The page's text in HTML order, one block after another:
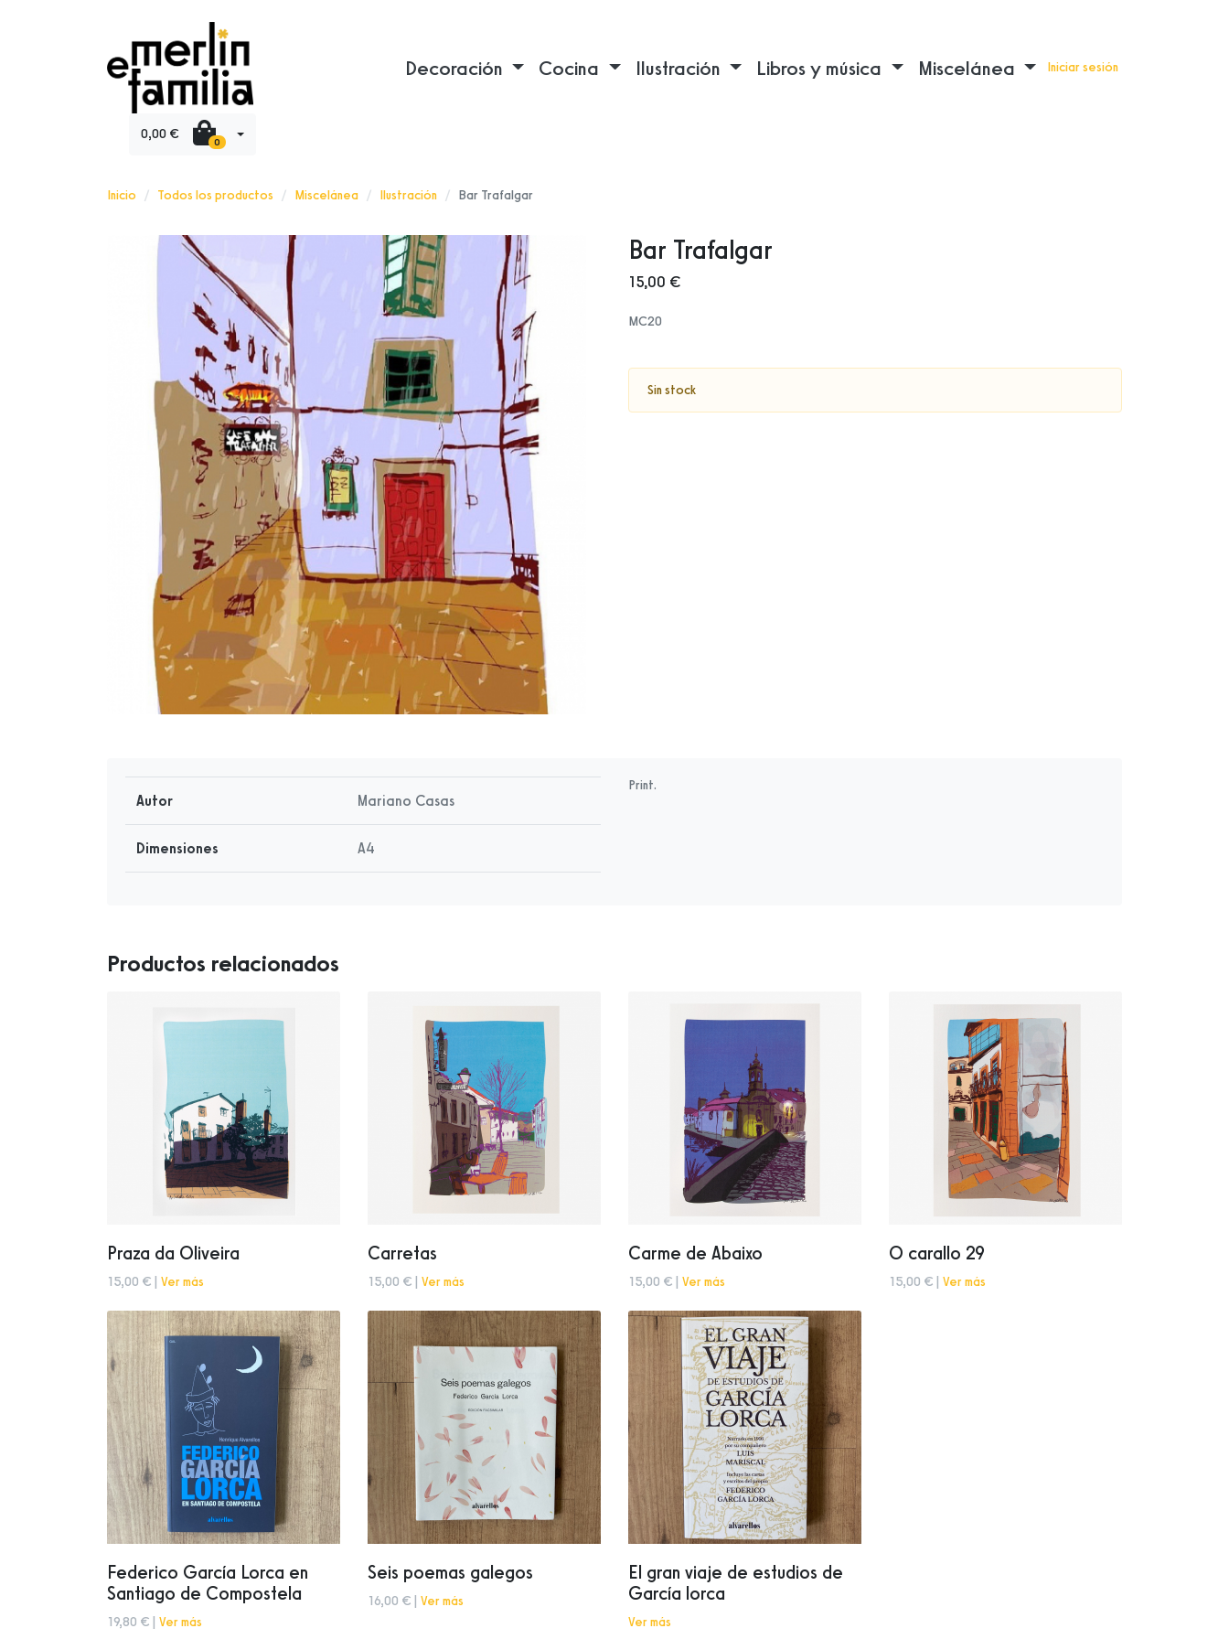
Decoración Cocina Ilustración Libros y música Miscelánea Iniciar sesión
0,00 € 0
Inicio Todos los productos Miscelánea Ilustración Bar Trafalgar
Bar Trafalgar
15,00 €
MC20
Sin stock
Autor Mariano Casas
Dimensiones A4
Print.
Productos relacionados
Praza da Oliveira
15,00 € | Ver más
Carretas
15,00 € | Ver más
Carme de Abaixo
15,00 € | Ver más
O carallo 29
15,00 € | Ver más
Federico García Lorca en
Santiago de Compostela
19,80 € | Ver más
Seis poemas galegos
16,00 € | Ver más
El gran viaje de estudios de
García lorca
Ver más